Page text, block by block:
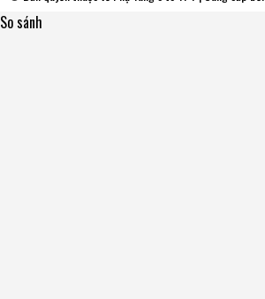
So sánh